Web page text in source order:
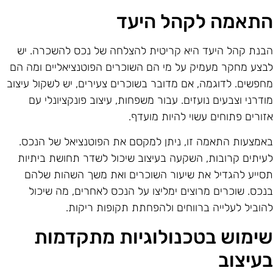
לקהל היעד
קהל היעד היא קריטית להצלחה של נכס להשכרה. יש
מחקר מעמיק על מי הם השוכרים הפוטנציאליים ומה הם
לדוגמה, אם מדובר בשוכרים צעירים, יש לשקול עיצוב
וצבעים נועזים. עבור משפחות, עיצוב פונקציונלי עם
פתוחים עשוי להיות מועדף.
התאמה זו, ניתן למקסם את הפוטנציאל של הנכס.
קרובות, השקעה בעיצוב שיכול לשדר תחושת ביתיות
להגדיל את שיעור השוכרים ואת משך השהות שלהם
שוכרים מרוצים ימליצו על הנכס לאחרים, מה שיכול
לעלייה ברווחים ולהפחתת תקופות ריקות.
בטכנולוגיות מתקדמות